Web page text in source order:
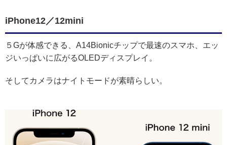
iPhone12／12mini
５Gが体感できる、A14Bionicチップで最速のスマホ、エッ
ジいっぱいに広がるOLEDディスプレイ。
そしてカメラはナイトモードが素晴らしい。